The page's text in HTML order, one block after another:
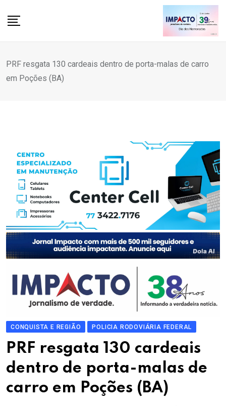
PRF resgata 130 cardeais dentro de porta-malas de carro
em Poções (BA)
CONQUISTA E REGIÃO POLICIA RODOVIÁRIA FEDERAL
PRF resgata 130 cardeais
dentro de porta-malas de
carro em Poções (BA)